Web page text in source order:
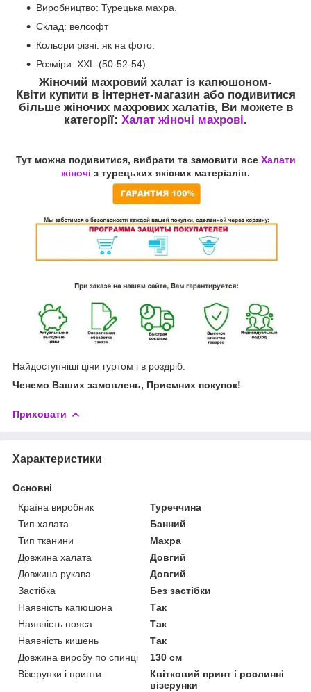
Виробництво: Турецька махра.
Склад: велсофт
Кольори різні: як на фото.
Розміри: XXL-(50-52-54).
Жіночий махровий халат із капюшоном-
Квіти купити в інтернет-магазин або подивитися
більше жіночих махрових халатів, Ви можете в
категорії: Халат жіночі махрові.
Тут можна подивитися, вибрати та замовити все Халати
жіночі з турецьких якісних матеріалів.
Найдоступніші ціни гуртом і в роздріб.
Ченемо Ваших замовлень, Приємних покупок!
Приховати
Характеристики
Основні
Країна виробник
Туреччина
Тип халата
Банний
Тип тканини
Махра
Довжина халата
Довгий
Довжина рукава
Довгий
Застібка
Без застібки
Наявність капюшона
Так
Наявність пояса
Так
Наявність кишень
Так
Довжина виробу по спинці
130 см
Візерунки і принти
Квітковий принт і рослинні
візерунки